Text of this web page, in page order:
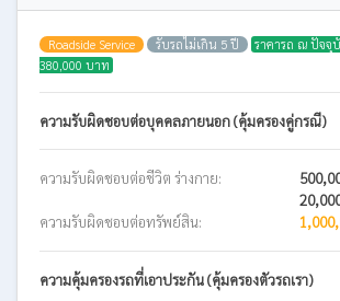
Roadside Service รับรถไม่เกิน 5 ปี
ราคารถ ณ ปัจจุ
380,000 บาท
ความรับผิดชอบต่อบุคคลภายนอก (คุ้มครองคู่กรณี)
ความรับผิดชอบต่อชีวิต ร่างกาย:
ความรับผิดชอบต่อทรัพย์สิน:
ความคุ้มครองรถที่เอาประกัน (คุ้มครองตัวรถเรา)